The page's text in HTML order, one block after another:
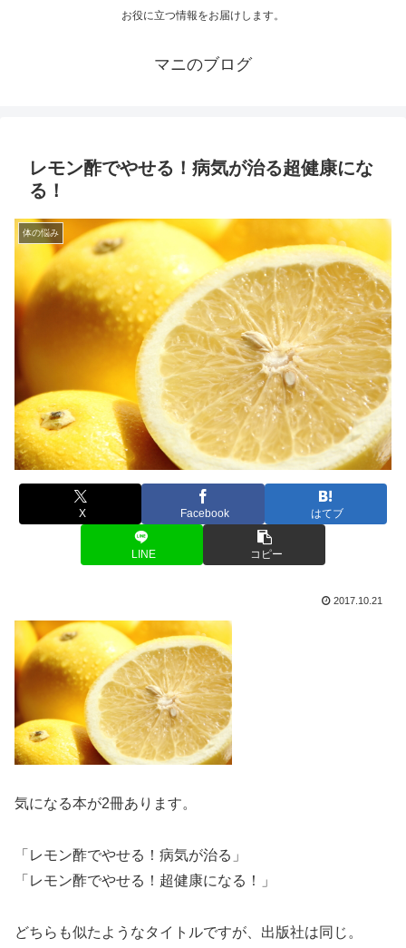
お役に立つ情報をお届けします。
マニのブログ
レモン酢でやせる！病気が治る超健康にな
る！
体の悩み
X Facebook はてブ
LINE コピー
2017.10.21
気になる本が2冊あります。
「レモン酢でやせる！病気が治る」
「レモン酢でやせる！超健康になる！」
どちらも似たようなタイトルですが、出版社は同じ。